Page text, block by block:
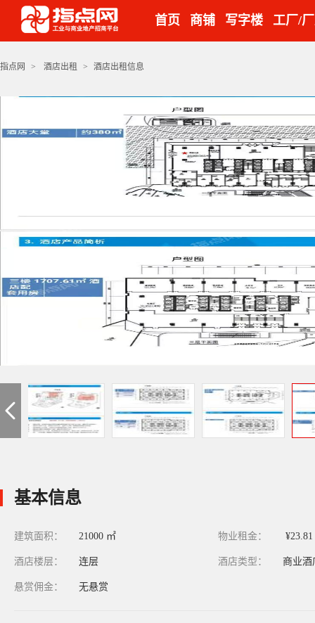
首页 商铺 写字楼 工厂/
指点网 > 酒店出租 > 酒店出租信息
基本信息
建筑面积： 21000 ㎡ 物业租金：
酒店楼层： 连层 酒店类型： 商业酒
悬赏佣金： 无悬赏